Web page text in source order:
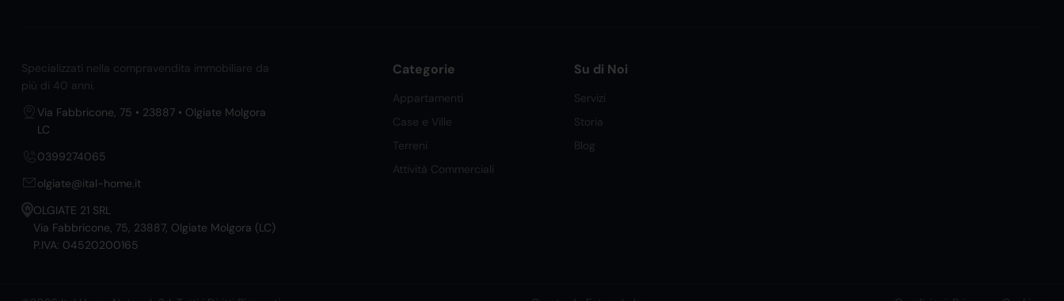
Specializzati nella compravendita immobiliare da
più di 40 anni.
Via Fabbricone, 75 • 23887 • Olgiate Molgora
LC
0399274065
olgiate@ital-home.it
OLGIATE 21 SRL
Via Fabbricone, 75, 23887, Olgiate Molgora (LC)
P.IVA: 04520200165
Categorie
Appartamenti
Case e Ville
Terreni
Attività Commerciali
Su di Noi
Servizi
Storia
Blog